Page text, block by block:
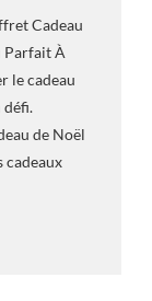
Cadeau
Parfait À
le cadeau
défi.
de Noël
cadeaux